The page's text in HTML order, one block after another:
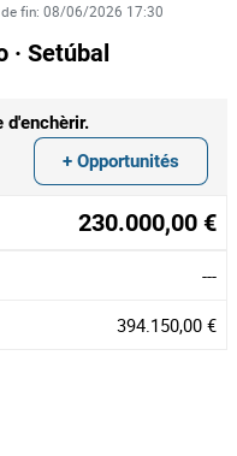
fin: 08/06/2026 17:30
· Setúbal
d'enchèrir.
+ Opportunités
230.000,00 €
---
394.150,00 €